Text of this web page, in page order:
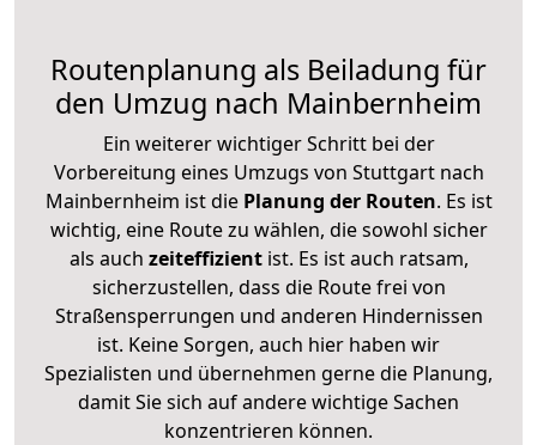
Routenplanung als Beiladung für
den Umzug nach Mainbernheim
Ein weiterer wichtiger Schritt bei der
Vorbereitung eines Umzugs von Stuttgart nach
Mainbernheim ist diePlanung der Routen. Es ist
wichtig, eine Route zu wählen, die sowohl sicher
als auch zeiteffizientist. Es ist auch ratsam,
sicherzustellen, dass die Route frei von
Straßensperrungen und anderen Hindernissen
ist. Keine Sorgen, auch hier haben wir
Spezialisten und übernehmen gerne die Planung,
damit Sie sich auf andere wichtige Sachen
konzentrieren können.